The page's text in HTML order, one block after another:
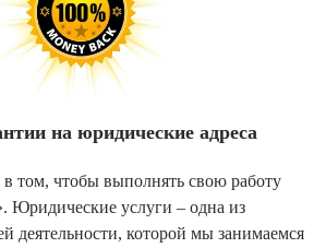
на юридические адреса
том, чтобы выполнять свою работу
Юридические услуги – одна из
деятельности, которой мы занимаемся